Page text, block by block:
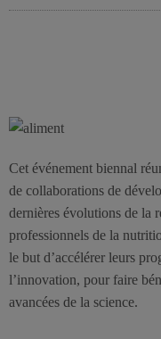
Cet événement biennal
de collaborations de
dernières évolutions de la
professionnels de la
le but d’accélérer leurs
l’innovation, pour faire
avancées de la science.